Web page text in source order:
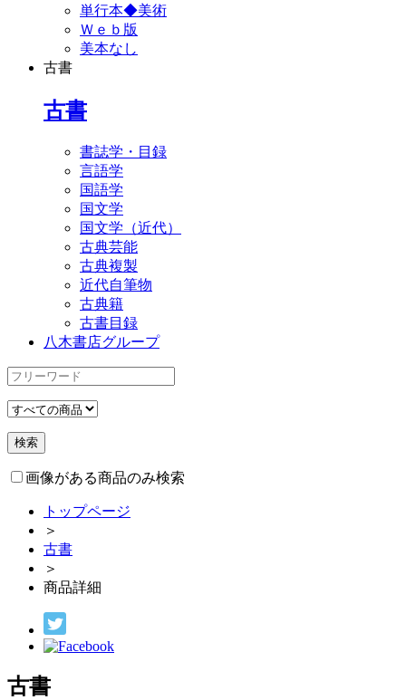
単行本◆美術
Ｗｅｂ版
美本なし
古書
古書
書誌学・目録
言語学
国語学
国文学
国文学（近代）
古典芸能
古典複製
近代自筆物
古典籍
古書目録
八木書店グループ
画像がある商品のみ検索
トップページ
＞
古書
＞
商品詳細
古書